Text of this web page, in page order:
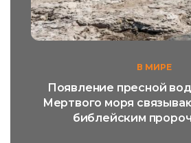
В МИРЕ
Появление пресной
Мертвого моря
библейским